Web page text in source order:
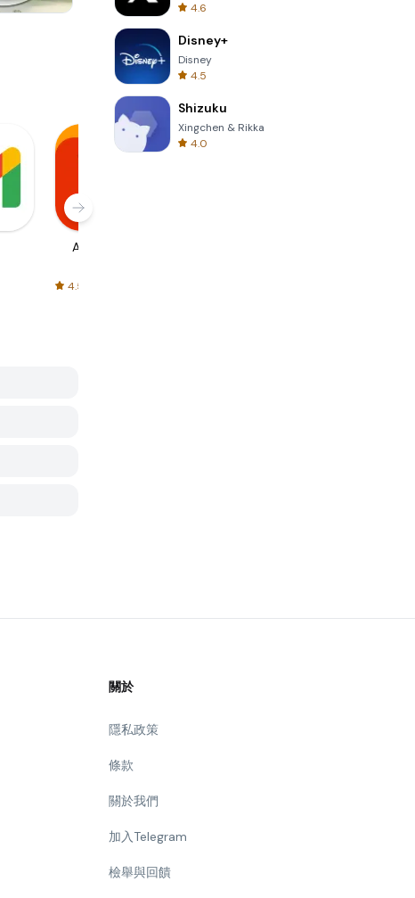
AliExpress
4.5
4.6
Disney+
Disney
4.5
Shizuku
Xingchen & Rikka
4.0
關於
隱私政策
條款
關於我們
加入Telegram
檢舉與回饋